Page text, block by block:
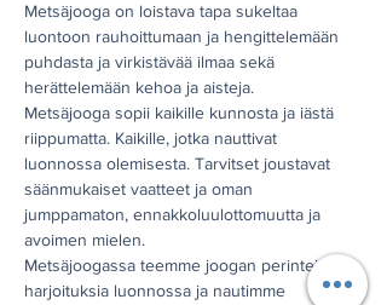
Metsäjooga on loistava tapa sukeltaa
luontoon rauhoittumaan ja hengittelemään
puhdasta ja virkistävää ilmaa sekä
herättelemään kehoa ja aisteja.
Metsäjooga sopii kaikille kunnosta ja iästä
riippumatta. Kaikille, jotka nauttivat
luonnossa olemisesta. Tarvitset joustavat
säänmukaiset vaatteet ja oman
jumppamaton, ennakkoluulottomuutta ja
avoimen mielen.
Metsäjoogassa teemme joogan perinteisiä
harjoituksia luonnossa ja nautimme